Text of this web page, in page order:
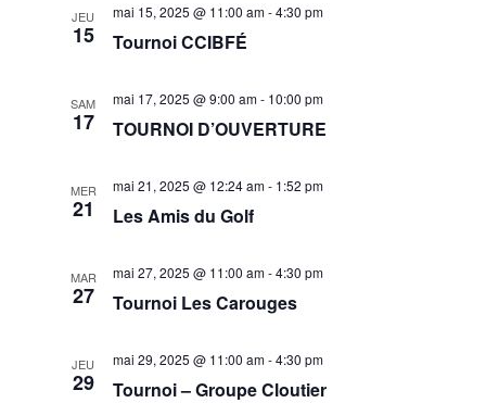
JEU
15 Tournoi CCIBFÉ
mai 15, 2025 @ 11:00 am-4:30 pm
SAM
17 TOURNOI D’OUVERTURE
mai 17, 2025 @ 9:00 am- 10:00 pm
MER
21 Les Amis du Golf
mai 21, 2025 @ 12:24 am- 1:52 pm
MAR
27 Tournoi Les Carouges
mai 27, 2025 @ 11:00 am-4:30 pm
JEU
29 Tournoi – Groupe Cloutier
mai 29, 2025 @ 11:00 am-4:30 pm